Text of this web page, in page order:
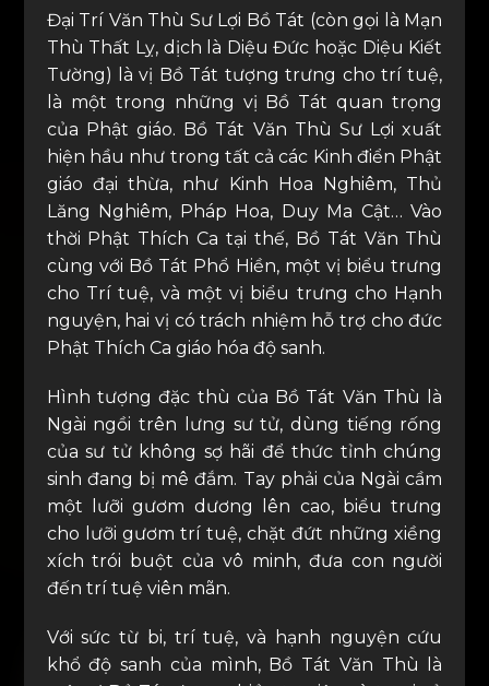
Đại Trí Văn Thù Sư Lợi Bồ Tát (còn gọi là Mạn
Thù Thất Lỵ, dịch là Diệu Đức hoặc Diệu Kiết
Tường) là vị Bồ Tát tượng trưng cho trí tuệ,
là một trong những vị Bồ Tát quan trọng
của Phật giáo. Bồ Tát Văn Thù Sư Lợi xuất
hiện hầu như trong tất cả các Kinh điển Phật
giáo đại thừa, như Kinh Hoa Nghiêm, Thủ
Lăng Nghiêm, Pháp Hoa, Duy Ma Cật… Vào
thời Phật Thích Ca tại thế, Bồ Tát Văn Thù
cùng với Bồ Tát Phổ Hiền, một vị biểu trưng
cho Trí tuệ, và một vị biểu trưng cho Hạnh
nguyện, hai vị có trách nhiệm hỗ trợ cho đức
Phật Thích Ca giáo hóa độ sanh.
Hình tượng đặc thù của Bồ Tát Văn Thù là
Ngài ngồi trên lưng sư tử, dùng tiếng rống
của sư tử không sợ hãi để thức tỉnh chúng
sinh đang bị mê đắm. Tay phải của Ngài cầm
một lưỡi gươm dương lên cao, biểu trưng
cho lưỡi gươm trí tuệ, chặt đứt những xiềng
xích trói buột của vô minh, đưa con người
đến trí tuệ viên mãn.
Với sức từ bi, trí tuệ, và hạnh nguyện cứu
khổ độ sanh của mình, Bồ Tát Văn Thù là